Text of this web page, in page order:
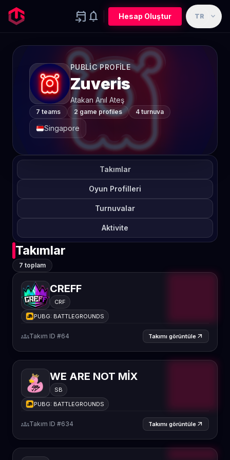
event_upcoming notifications Hesap Oluştur TR expand_more
PUBLIC PROFILE
Zuveris
Atakan Anıl Ateş
7 teams 2 game profiles 4 turnuva
Singapore
Takımlar
Oyun Profilleri
Turnuvalar
Aktivite
Takımlar
7 toplam
CREFF
CRF
PUBG: BATTLEGROUNDS
groupsTakım ID #64 Takımı görüntüle arrow_outward
WE ARE NOT MİX
SB
PUBG: BATTLEGROUNDS
groupsTakım ID #634 Takımı görüntüle arrow_outward